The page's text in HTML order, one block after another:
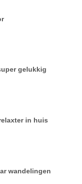
gelukkig
in huis
wandelingen